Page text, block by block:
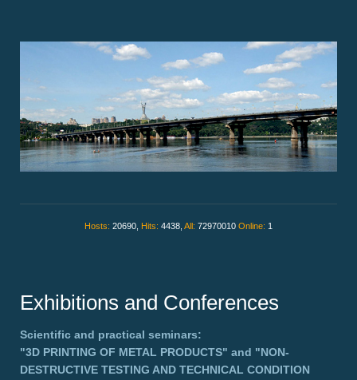
Hosts: 20690, Hits: 4438, All: 72970010 Online: 1
Exhibitions and Conferences
Scientific and practical seminars:
"3D PRINTING OF METAL PRODUCTS" and "NON-
DESTRUCTIVE TESTING AND TECHNICAL CONDITION